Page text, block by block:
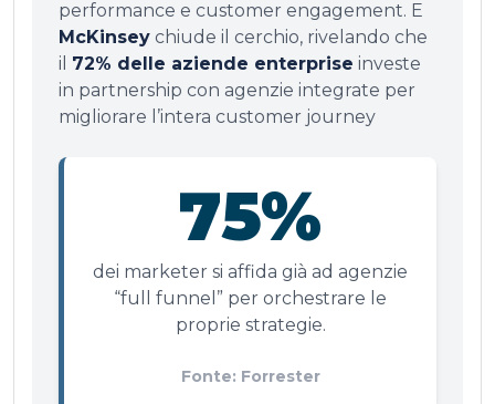
performance e customer engagement. E
McKinsey chiude il cerchio, rivelando che
il 72% delle aziende enterprise investe
in partnership con agenzie integrate per
migliorare l’intera customer journey
75%
dei marketer si affida già ad agenzie
“full funnel” per orchestrare le
proprie strategie.
Fonte: Forrester